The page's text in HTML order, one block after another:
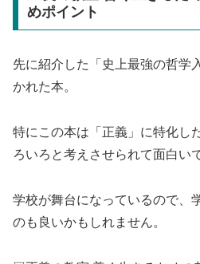
めポイント
先に紹介した「史上最強の哲学
かれた本。
特にこの本は「正義」に特化し
ろいろと考えさせられて面白い
学校が舞台になっているので、
のも良いかもしれません。